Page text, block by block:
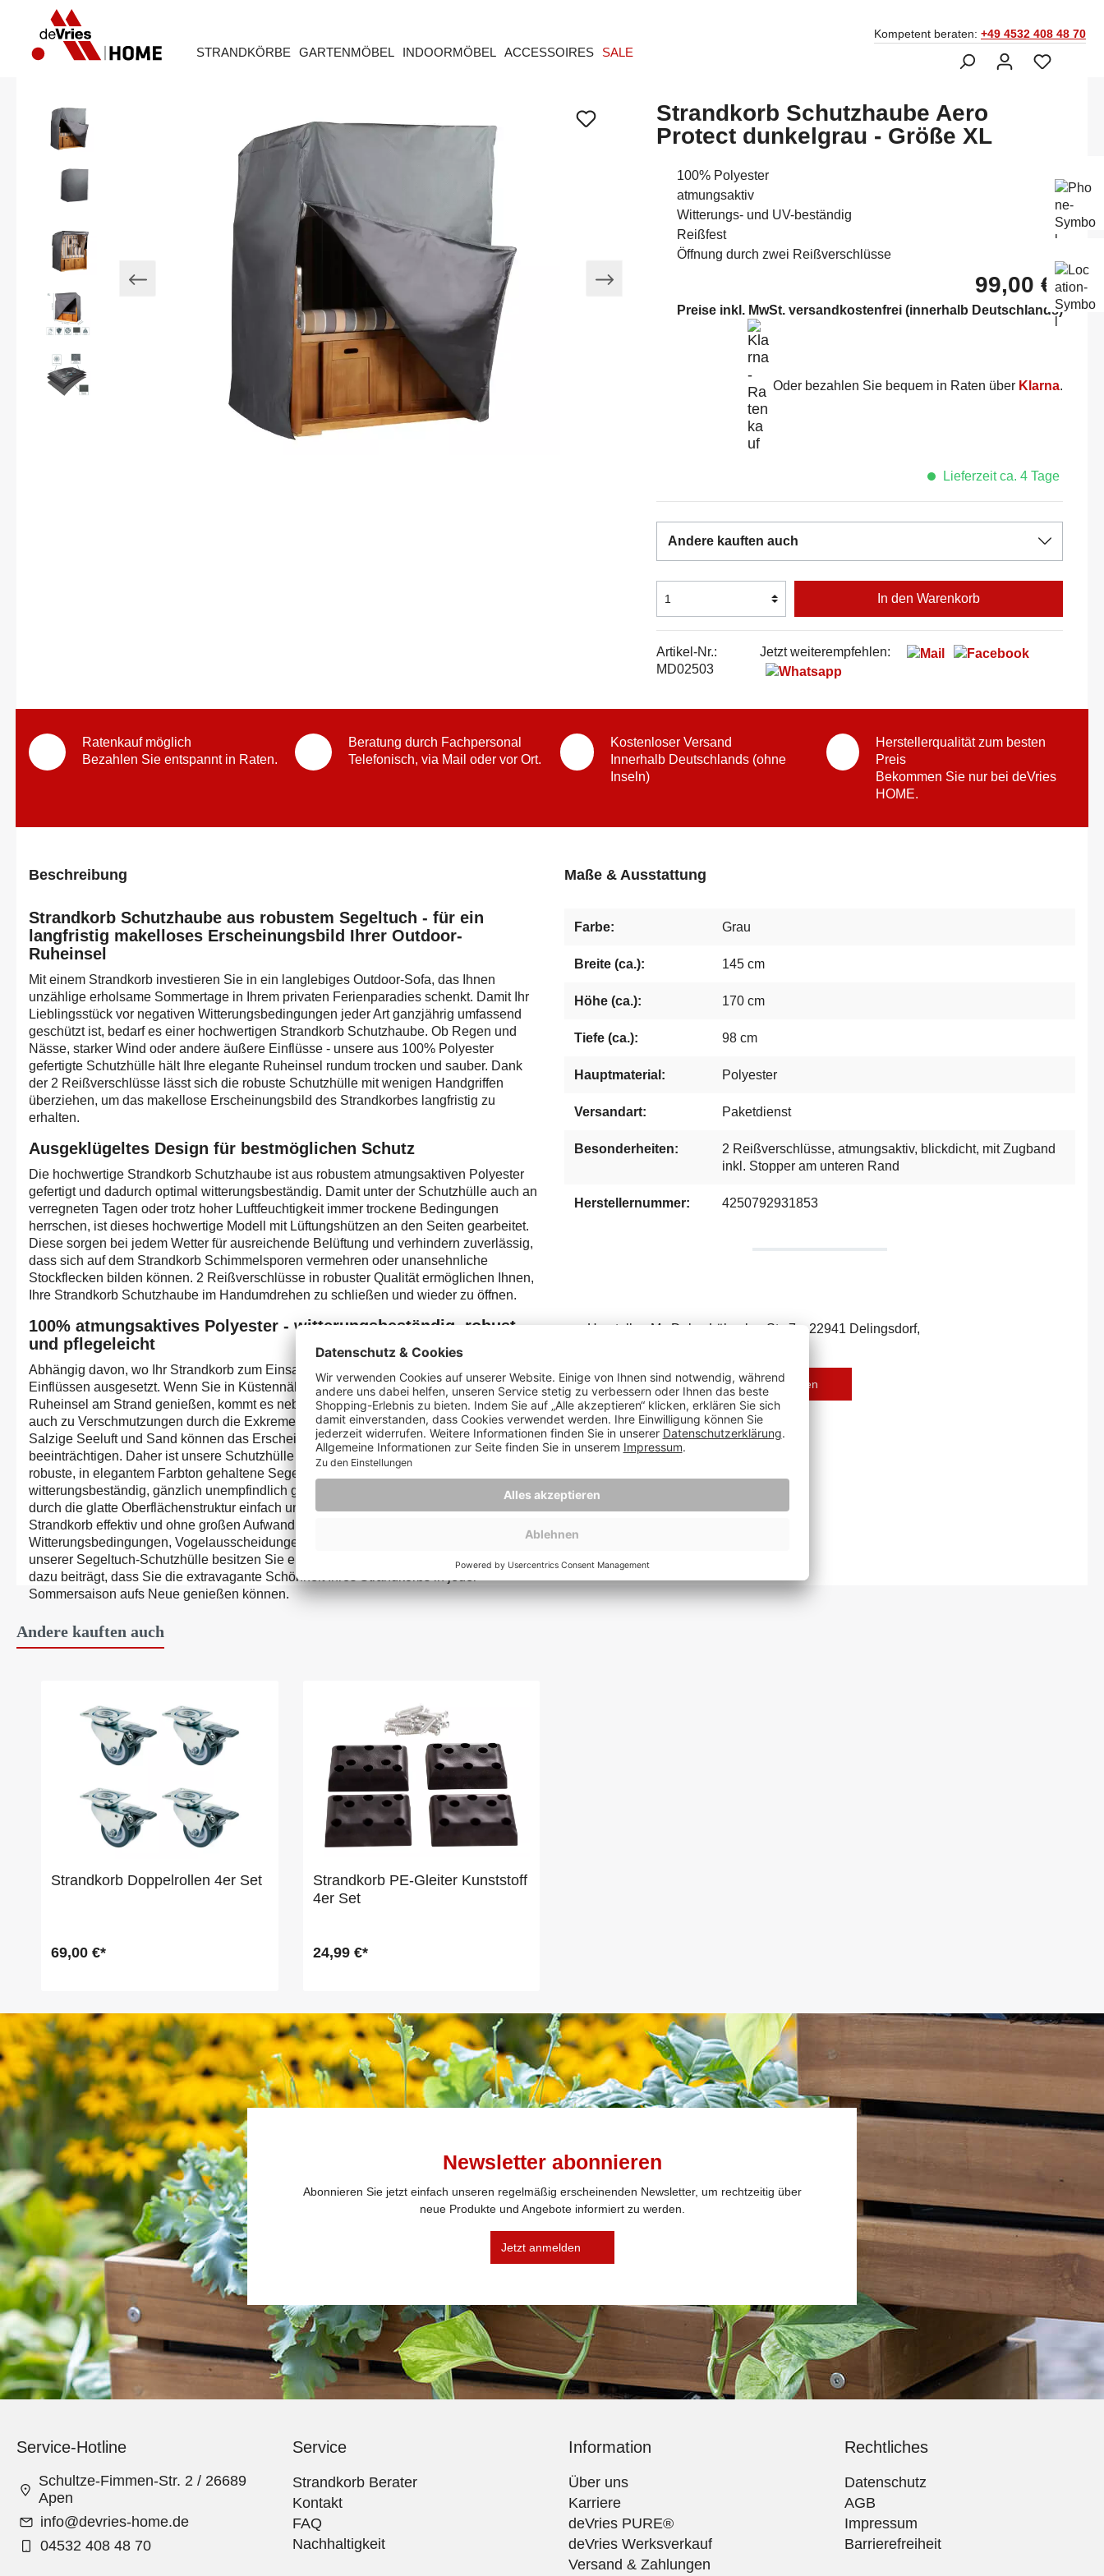
STRANDKÖRBE GARTENMÖBEL INDOORMÖBEL ACCESSOIRES SALE
Kompetent beraten: +49 4532 408 48 70
Strandkorb Schutzhaube Aero
Protect dunkelgrau - Größe XL
100% Polyester
atmungsaktiv
Witterungs- und UV-beständig
Reißfest
Öffnung durch zwei Reißverschlüsse
99,00 €*
Preise inkl. MwSt. versandkostenfrei (innerhalb Deutschlands)
Oder bezahlen Sie bequem in Raten über Klarna.
Lieferzeit ca. 4 Tage
Andere kauften auch
In den Warenkorb
Artikel-Nr.:
MD02503
Jetzt weiterempfehlen:
Ratenkauf möglich
Bezahlen Sie entspannt in Raten.
Beratung durch Fachpersonal
Telefonisch, via Mail oder vor Ort.
Kostenloser Versand
Innerhalb Deutschlands (ohne
Inseln)
Herstellerqualität zum besten
Preis
Bekommen Sie nur bei deVries
HOME.
Beschreibung
Strandkorb Schutzhaube aus robustem Segeltuch - für ein
langfristig makelloses Erscheinungsbild Ihrer Outdoor-
Ruheinsel
Mit einem Strandkorb investieren Sie in ein langlebiges Outdoor-Sofa, das Ihnen
unzählige erholsame Sommertage in Ihrem privaten Ferienparadies schenkt. Damit Ihr
Lieblingsstück vor negativen Witterungsbedingungen jeder Art ganzjährig umfassend
geschützt ist, bedarf es einer hochwertigen Strandkorb Schutzhaube. Ob Regen und
Nässe, starker Wind oder andere äußere Einflüsse - unsere aus 100% Polyester
gefertigte Schutzhülle hält Ihre elegante Ruheinsel rundum trocken und sauber. Dank
der 2 Reißverschlüsse lässt sich die robuste Schutzhülle mit wenigen Handgriffen
überziehen, um das makellose Erscheinungsbild des Strandkorbes langfristig zu
erhalten.
Ausgeklügeltes Design für bestmöglichen Schutz
Die hochwertige Strandkorb Schutzhaube ist aus robustem atmungsaktiven Polyester
gefertigt und dadurch optimal witterungsbeständig. Damit unter der Schutzhülle auch an
verregneten Tagen oder trotz hoher Luftfeuchtigkeit immer trockene Bedingungen
herrschen, ist dieses hochwertige Modell mit Lüftungshützen an den Seiten gearbeitet.
Diese sorgen bei jedem Wetter für ausreichende Belüftung und verhindern zuverlässig,
dass sich auf dem Strandkorb Schimmelsporen vermehren oder unansehnliche
Stockflecken bilden können. 2 Reißverschlüsse in robuster Qualität ermöglichen Ihnen,
Ihre Strandkorb Schutzhaube im Handumdrehen zu schließen und wieder zu öffnen.
100% atmungsaktives Polyester - witterungsbeständig, robust
und pflegeleicht
Abhängig davon, wo Ihr Strandkorb zum Einsatz kommt, ist er verschiedensten äußeren
Einflüssen ausgesetzt. Wenn Sie in Küstennähe wohnen oder die Vorzüge Ihrer
Ruheinsel am Strand genießen, kommt es neben Regen oder starkem Wind mitunter
auch zu Verschmutzungen durch die Exkremente von Möwen und anderen Vögeln.
Salzige Seeluft und Sand können das Erscheinungsbild Ihres Strandkorbes ebenfalls
beeinträchtigen. Daher ist unsere Schutzhülle aus 100% Polyester gearbeitet. Das
robuste, in elegantem Farbton gehaltene Segeltuch-Gewebe ist optimal UV- und
witterungsbeständig, gänzlich unempfindlich gegen Verschmutzungen jeder Art und
durch die glatte Oberflächenstruktur einfach und schnell zu reinigen. Schützen Sie Ihren
Strandkorb effektiv und ohne großen Aufwand langfristig vor negativen
Witterungsbedingungen, Vogelausscheidungen und anderen Verschmutzungen. Mit
unserer Segeltuch-Schutzhülle besitzen Sie ein praktisches Accessoire, das wesentlich
dazu beiträgt, dass Sie die extravagante Schönheit Ihres Strandkorbs in jeder
Sommersaison aufs Neue genießen können.
Maße & Ausstattung
Farbe: Grau
Breite (ca.): 145 cm
Höhe (ca.): 170 cm
Tiefe (ca.): 98 cm
Hauptmaterial: Polyester
Versandart: Paketdienst
Besonderheiten: 2 Reißverschlüsse, atmungsaktiv, blickdicht, mit Zugband
inkl. Stopper am unteren Rand
Herstellernummer: 4250792931853
Hersteller: Mr. Deko, Lübecker Str. 7c, 22941 Delingsdorf,
Pflege- & Sicherheitshinweise downloaden
Andere kauften auch
Strandkorb Doppelrollen 4er Set
69,00 €*
Strandkorb PE-Gleiter Kunststoff
4er Set
24,99 €*
Newsletter abonnieren
Abonnieren Sie jetzt einfach unseren regelmäßig erscheinenden Newsletter, um rechtzeitig über
neue Produkte und Angebote informiert zu werden.
Jetzt anmelden
Service-Hotline
Schultze-Fimmen-Str. 2 / 26689
Apen
info@devries-home.de
04532 408 48 70
Service
Strandkorb Berater
Kontakt
FAQ
Nachhaltigkeit
Information
Über uns
Karriere
deVries PURE®
deVries Werksverkauf
Versand & Zahlungen
Rechtliches
Datenschutz
AGB
Impressum
Barrierefreiheit